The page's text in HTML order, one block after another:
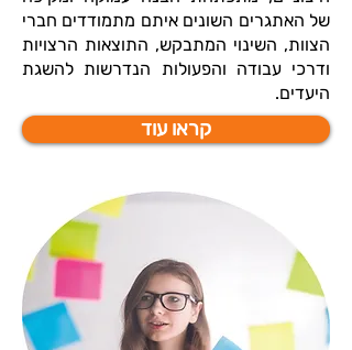
של האתגרים השונים איתם מתמודדים חברי
הצוות, השינוי המתבקש, התוצאות הרצויות
ודרכי עבודה והפעולות הנדרשות להשגת
היעדים.
קראו עוד